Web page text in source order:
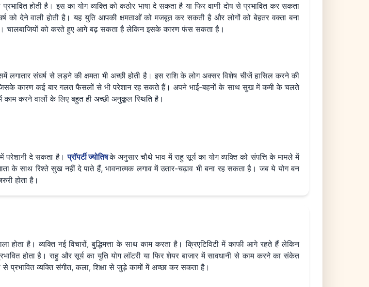
होती है। इस का योग व्यक्ति को कठोर भाषा दे सकता है या फिर वाणी दोष से प्रभावित कर सकता
को देने वाली होती है। यह युति आपकी क्षमताओं को मजबूत कर सकती है और लोगों को बेहतर वक्ता बना
चालबाजियों को करते हुए आगे बढ़ सकता है लेकिन इसके कारण फंस सकता है।
लगातार संघर्ष से लड़ने की क्षमता भी अच्छी होती है। इस राशि के लोग अक्सर विशेष चीजें हासिल करने की
कारण कई बार गलत फैसलों से भी परेशान रह सकते हैं। अपने भाई-बहनों के साथ सुख में कमी के चलते
काम करने वालों के लिए बहुत ही अच्छी अनुकूल स्थिति है।
में परेशानी दे सकता है।प्रॉपर्टी ज्योतिषके अनुसार चौथे भाव में राहु सूर्य का योग व्यक्ति को संपत्ति के मामले में
के साथ रिश्ते सुख नहीं दे पाते हैं, भावनात्मक लगाव में उतार-चढ़ाव भी बना रह सकता है। जब ये योग बन
होता है।
होता है। व्यक्ति नई विचारों, बुद्धिमत्ता के साथ काम करता है। क्रिएटिविटी में काफी आगे रहते हैं लेकिन
होता है। राहु और सूर्य का युति योग लॉटरी या फिर शेयर बाजार में सावधानी से काम करने का संकेत
व्यक्ति संगीत, कला, शिक्षा से जुड़े कामों में अच्छा कर सकता है।